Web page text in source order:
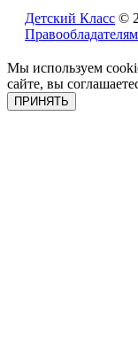
Детский Класс ©
Правообладателям
Мы используем
сайте, вы
ПРИНЯТЬ